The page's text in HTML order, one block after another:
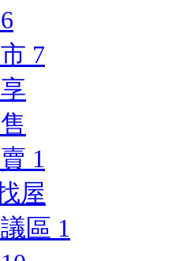
6
7
1
屋
區 1